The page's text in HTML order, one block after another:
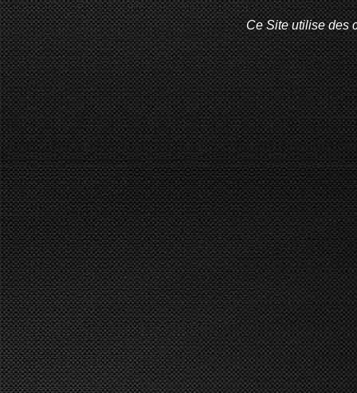
Ce Site utilise des